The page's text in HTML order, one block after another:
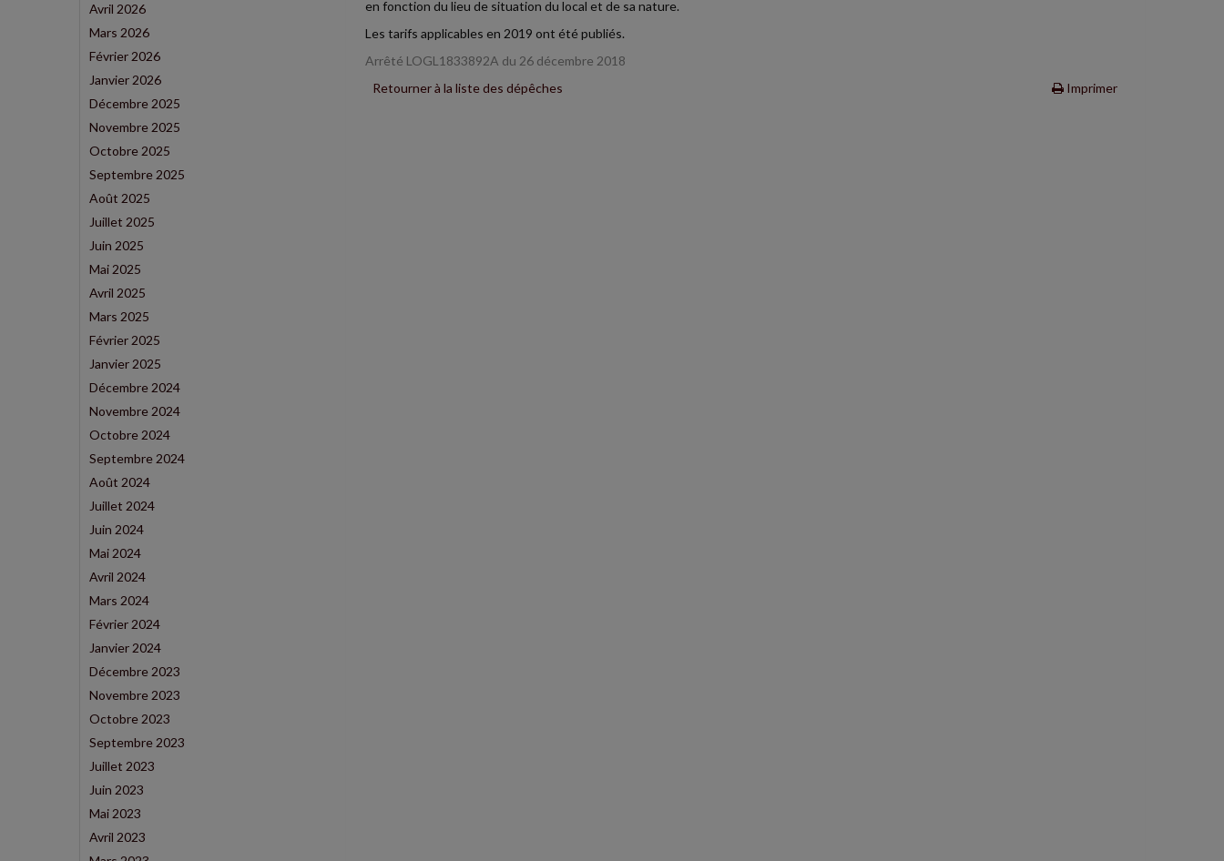
Avril 2026
Mars 2026
Février 2026
Janvier 2026
Décembre 2025
Novembre 2025
Octobre 2025
Septembre 2025
Août 2025
Juillet 2025
Juin 2025
Mai 2025
Avril 2025
Mars 2025
Février 2025
Janvier 2025
Décembre 2024
Novembre 2024
Octobre 2024
Septembre 2024
Août 2024
Juillet 2024
Juin 2024
Mai 2024
Avril 2024
Mars 2024
Février 2024
Janvier 2024
Décembre 2023
Novembre 2023
Octobre 2023
Septembre 2023
Juillet 2023
Juin 2023
Mai 2023
Avril 2023
en fonction du lieu de situation du local et de sa nature.
Les tarifs applicables en 2019 ont été publiés.
Arrêté LOGL1833892A du 26 décembre 2018
Retourner à la liste des dépêches
Imprimer